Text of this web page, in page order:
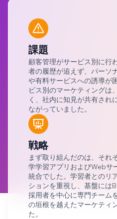
課題
顧客管理がサービス別に行
者の履歴が追えず、パーソ
や有料サービスへの誘導が
ビス別のマーケティングは
く、社内に知見が共有され
ながっていました。
戦略
まず取り組んだのは、それ
学学習アプリおよびWebサ
統合でした。学習者とのリ
ションを重視し、基盤には
採用者を中心に専門チーム
の垣根を越えたマーケティ
た。